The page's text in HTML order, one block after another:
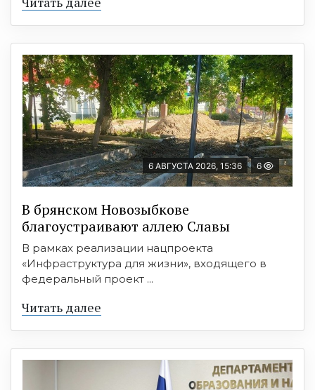
6 АВГУСТА 2026, 15:36 6
В брянском Новозыбкове
благоустраивают аллею Славы
В рамках реализации нацпроекта
«Инфраструктура для жизни», входящего в
федеральный проект ...
Читать далее